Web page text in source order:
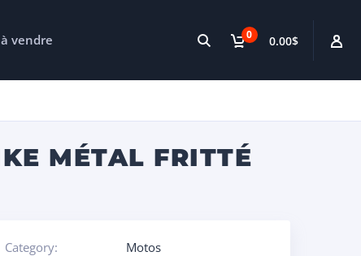
0 0.00$
vendre
MÉTAL FRITTÉ
Category:
Motos